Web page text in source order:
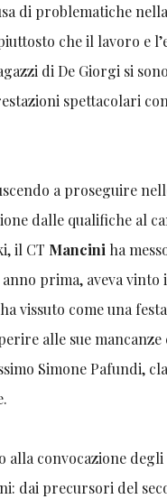
di problematiche
che il lavoro e
di De Giorgi si
spettacolari
a proseguire
dalle qualifiche al
il CT Mancini ha
prima, aveva vinto
vissuto come una
alle sue
Simone Pafundi,
convocazione degli
dai precursori del